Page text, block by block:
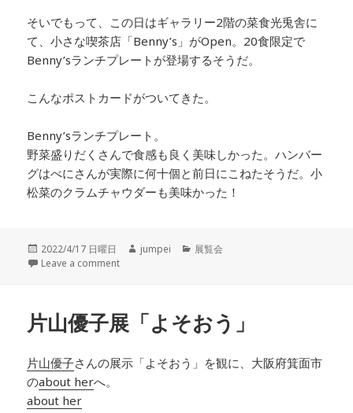
そいでもって、この日はギャラリー2階の菜食光兎舎に
て、小さな喫茶店「Benny’s」がOpen。20食限定で
Benny’sランチプレートが登場するそうだ。
こんなポストカードがついてきた。
Benny’sランチプレート 。
野菜盛りだくさんで食感も良く美味しかった。ハンバー
グはべにさんが実際に何十個と前日にこねたそうだ。小
松菜のクラムチャウダーも美味かった！
投
稿
2022/4/17 日曜日
作
jumpei
カ
展覧会
Leave a comment
片山優子展「よそおう」
片山優子さんの展示「よそおう」を観に、 大阪府箕面市
のabout herへ。
about her